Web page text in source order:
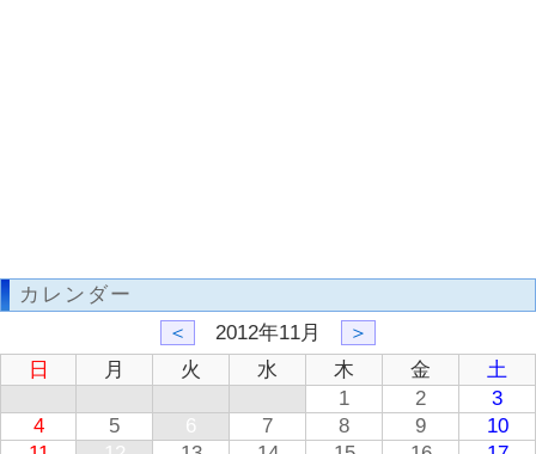
カレンダー
＜
2012年11月
＞
日
月 火 水 木 金
土
1
2
3
4
5 6 7 8 9
10